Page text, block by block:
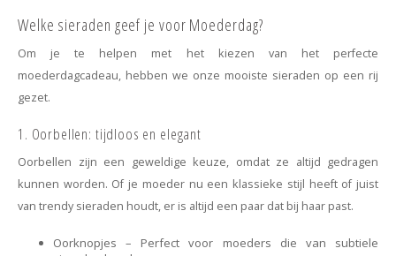
Welke sieraden geef je voor Moederdag?
Om je te helpen met het kiezen van het perfecte
moederdagcadeau, hebben we onze mooiste sieraden op een rij
gezet.
1. Oorbellen: tijdloos en elegant
Oorbellen zijn een geweldige keuze, omdat ze altijd gedragen
kunnen worden. Of je moeder nu een klassieke stijl heeft of juist
van trendy sieraden houdt, er is altijd een paar dat bij haar past.
Oorknopjes – Perfect voor moeders die van subtiele